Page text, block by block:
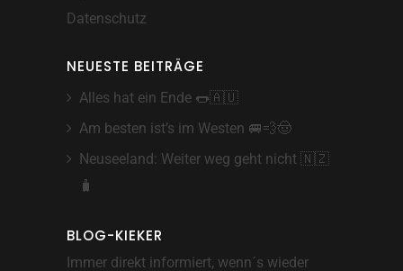
Datenschutz
NEUESTE BEITRÄGE
Alles hat ein Ende 🌭🇦🇺
Am besten ist’s im Westen 🚐💨🤠
Neuseeland: Weiter weg geht nicht 🇳🇿
🧳
BLOG-KIEKER
Immer direkt informiert, wenn´s wieder